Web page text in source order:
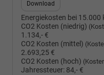
Download
Energiekosten bei 15.000
CO2 Kosten (niedrig)
1.134,- €
CO2 Kosten (mittel)
2.693,25 €
CO2 Kosten (hoch)
Jahressteuer: 84,- €